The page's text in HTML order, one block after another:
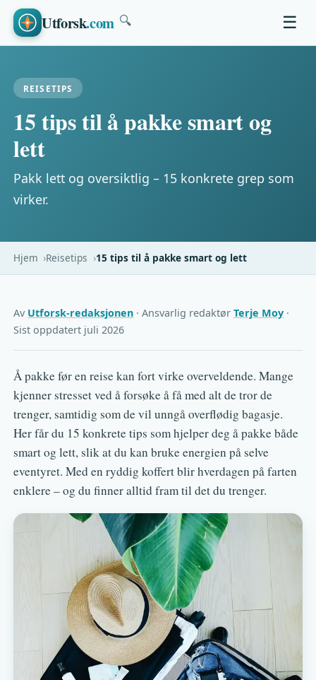
Utforsk.com 🔍 ☰
REISETIPS
15 tips til å pakke smart og
lett
Pakk lett og oversiktlig – 15 konkrete grep som
virker.
Hjem Reisetips 15 tips til å pakke smart og lett
Av Utforsk-redaksjonen · Ansvarlig redaktørTerje Moy ·
Sist oppdatert juli 2026
Å pakke før en reise kan fort virke overveldende. Mange
kjenner stresset ved å forsøke å få med alt de tror de
trenger, samtidig som de vil unngå overflødig bagasje.
Her får du 15 konkrete tips som hjelper deg å pakke både
smart og lett, slik at du kan bruke energien på selve
eventyret. Med en ryddig koffert blir hverdagen på farten
enklere – og du finner alltid fram til det du trenger.